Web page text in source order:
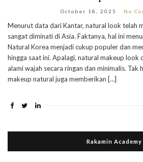
October 18, 2025 No
Menurut data dari Kantar, natural look telah
sangat diminati di Asia. Faktanya, hal ini
Natural Korea menjadi cukup populer dan
hingga saat ini. Apalagi, natural makeup
alami wajah secara ringan dan minimalis. Tak
makeup natural juga memberikan […]
Rakamin Academy